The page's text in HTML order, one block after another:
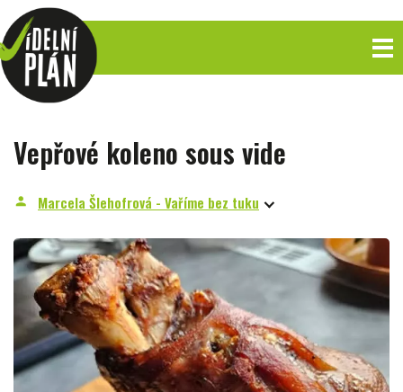
Vepřové koleno sous vide
person Marcela Šlehofrová - Vaříme bez tuku